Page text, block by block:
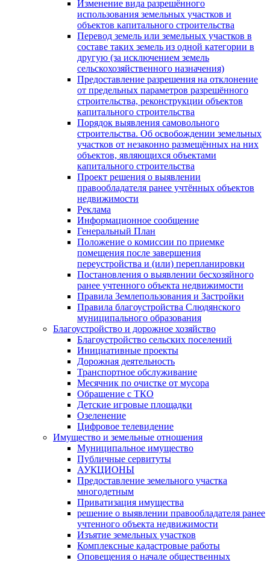
Изменение вида разрешённого
использования земельных участков и
объектов капитального строительства
Перевод земель или земельных участков в
составе таких земель из одной категории в
другую (за исключением земель
сельскохозяйственного назначения)
Предоставление разрешения на отклонение
от предельных параметров разрешённого
строительства, реконструкции объектов
капитального строительства
Порядок выявления самовольного
строительства. Об освобождении земельных
участков от незаконно размещённых на них
объектов, являющихся объектами
капитального строительства
Проект решения о выявлении
правообладателя ранее учтённых объектов
недвижимости
Реклама
Информационное сообщение
Генеральный План
Положение о комиссии по приемке
помещения после завершения
переустройства и (или) перепланировки
Постановления о выявлении бесхозяйного
ранее учтенного объекта недвижимости
Правила Землепользования и Застройки
Правила благоустройства Слюдянского
муниципального образования
Благоустройство и дорожное хозяйство
Благоустройство сельских поселений
Инициативные проекты
Дорожная деятельность
Транспортное обслуживание
Месячник по очистке от мусора
Обращение с ТКО
Детские игровые площадки
Озеленение
Цифровое телевидение
Имущество и земельные отношения
Муниципальное имущество
Публичные сервитуты
АУКЦИОНЫ
Предоставление земельного участка
многодетным
Приватизация имущества
решение о выявлении правообладателя ранее
учтенного объекта недвижимости
Изъятие земельных участков
Комплексные кадастровые работы
Оповещения о начале общественных